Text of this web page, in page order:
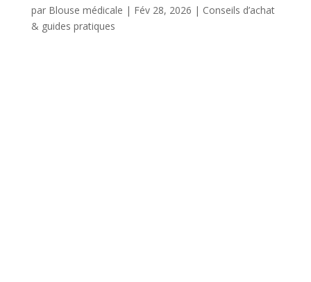
par Blouse médicale | Fév 28, 2026 | Conseils d’achat
& guides pratiques